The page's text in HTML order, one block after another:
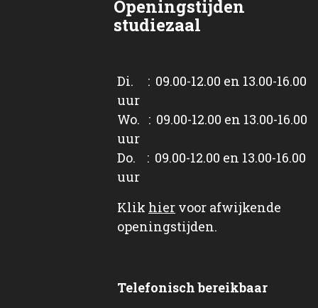
Openingstijden
studiezaal
Di. : 09.00-12.00 en 13.00-16.00
uur
Wo. : 09.00-12.00 en 13.00-16.00
uur
Do. : 09.00-12.00 en 13.00-16.00
uur
Klik hier voor afwijkende
openingstijden.
Telefonisch bereikbaar